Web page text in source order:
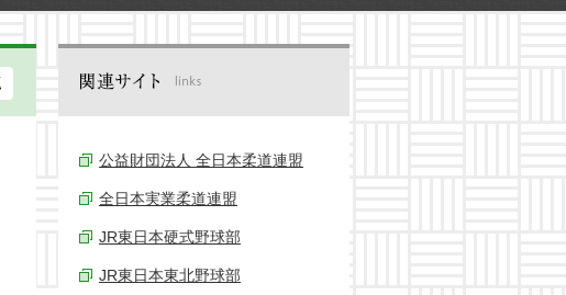
公益財団法人 全日本柔道連盟
全日本実業柔道連盟
JR東日本硬式野球部
JR東日本東北野球部